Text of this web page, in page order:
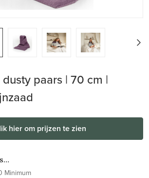
paars | 70 cm |
hier om prijzen te zien
Minimum